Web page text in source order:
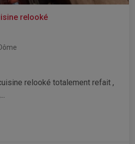
relooké
relooké totalement refait ,